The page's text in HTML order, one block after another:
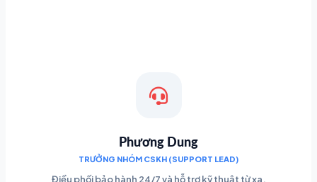
Phương Dung
TRƯỞNG NHÓM CSKH (SUPPORT LEAD)
Điều phối bảo hành 24/7 và hỗ trợ kỹ thuật từ xa.